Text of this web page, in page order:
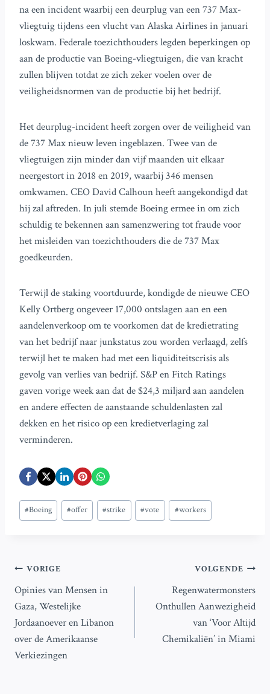
na een incident waarbij een deurplug van een 737 Max-
vliegtuig tijdens een vlucht van Alaska Airlines in januari
loskwam. Federale toezichthouders legden beperkingen op
aan de productie van Boeing-vliegtuigen, die van kracht
zullen blijven totdat ze zich zeker voelen over de
veiligheidsnormen van de productie bij het bedrijf.
Het deurplug-incident heeft zorgen over de veiligheid van
de 737 Max nieuw leven ingeblazen. Twee van de
vliegtuigen zijn minder dan vijf maanden uit elkaar
neergestort in 2018 en 2019, waarbij 346 mensen
omkwamen. CEO David Calhoun heeft aangekondigd dat
hij zal aftreden. In juli stemde Boeing ermee in om zich
schuldig te bekennen aan samenzwering tot fraude voor
het misleiden van toezichthouders die de 737 Max
goedkeurden.
Terwijl de staking voortduurde, kondigde de nieuwe CEO
Kelly Ortberg ongeveer 17,000 ontslagen aan en een
aandelenverkoop om te voorkomen dat de kredietrating
van het bedrijf naar junkstatus zou worden verlaagd, zelfs
terwijl het te maken had met een liquiditeitscrisis als
gevolg van verlies van bedrijf. S&P en Fitch Ratings
gaven vorige week aan dat de $24,3 miljard aan aandelen
en andere effecten de aanstaande schuldenlasten zal
dekken en het risico op een kredietverlaging zal
verminderen.
Bericht
tags:
#Boeing #offer #strike #vote #workers
Bericht
navigatie
VORIGE
Opinies van Mensen in
Gaza, Westelijke
Jordaanoever en Libanon
over de Amerikaanse
Verkiezingen
VOLGENDE
Regenwatermonsters
Onthullen Aanwezigheid
van ‘Voor Altijd
Chemikaliën’ in Miami